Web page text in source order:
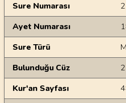
Sure Numarası
2
Ayet Numarası
Sure Türü
Bulunduğu Cüz
2
Kur'an Sayfası